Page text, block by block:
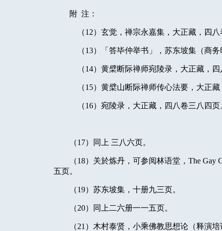
附 注：
（12）玄觉，禅宗永嘉集，大正藏，四
（13）「答毕仲举书」，苏东坡集（商
（14）黄檗断际禅师宛陵录，大正藏，
（15）黄檗山断际禅师传心法要，大正
（16）宛陵录，大正藏，四八卷三八四页
（17）同上 三八六页。
（18）关於炼丹，可参阅林语堂， The Gay
五页。
（19）苏东坡集，十册九三页。
（20）同上二六册一一五页。
（21 ）木村泰贤，小乘佛教思想论（释演